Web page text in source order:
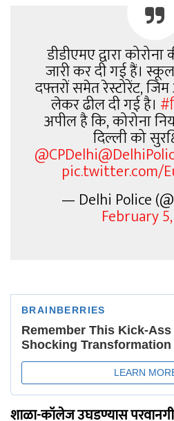
डीडीएमए द्वारा
जारी कर दी गई हैं।
दफ्तरों समेत रेस्टोरेंट,
लेकर ढील दी गई है।
अपील है कि, कोरोना
दिल्ली को
@CPDelhi
pic.twitter.com/
— Delhi Police
February
शाळा-कॉलेज उघडण्यास परवानगी